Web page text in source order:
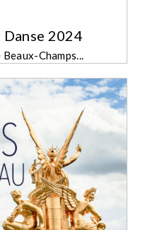
2024
Champs...